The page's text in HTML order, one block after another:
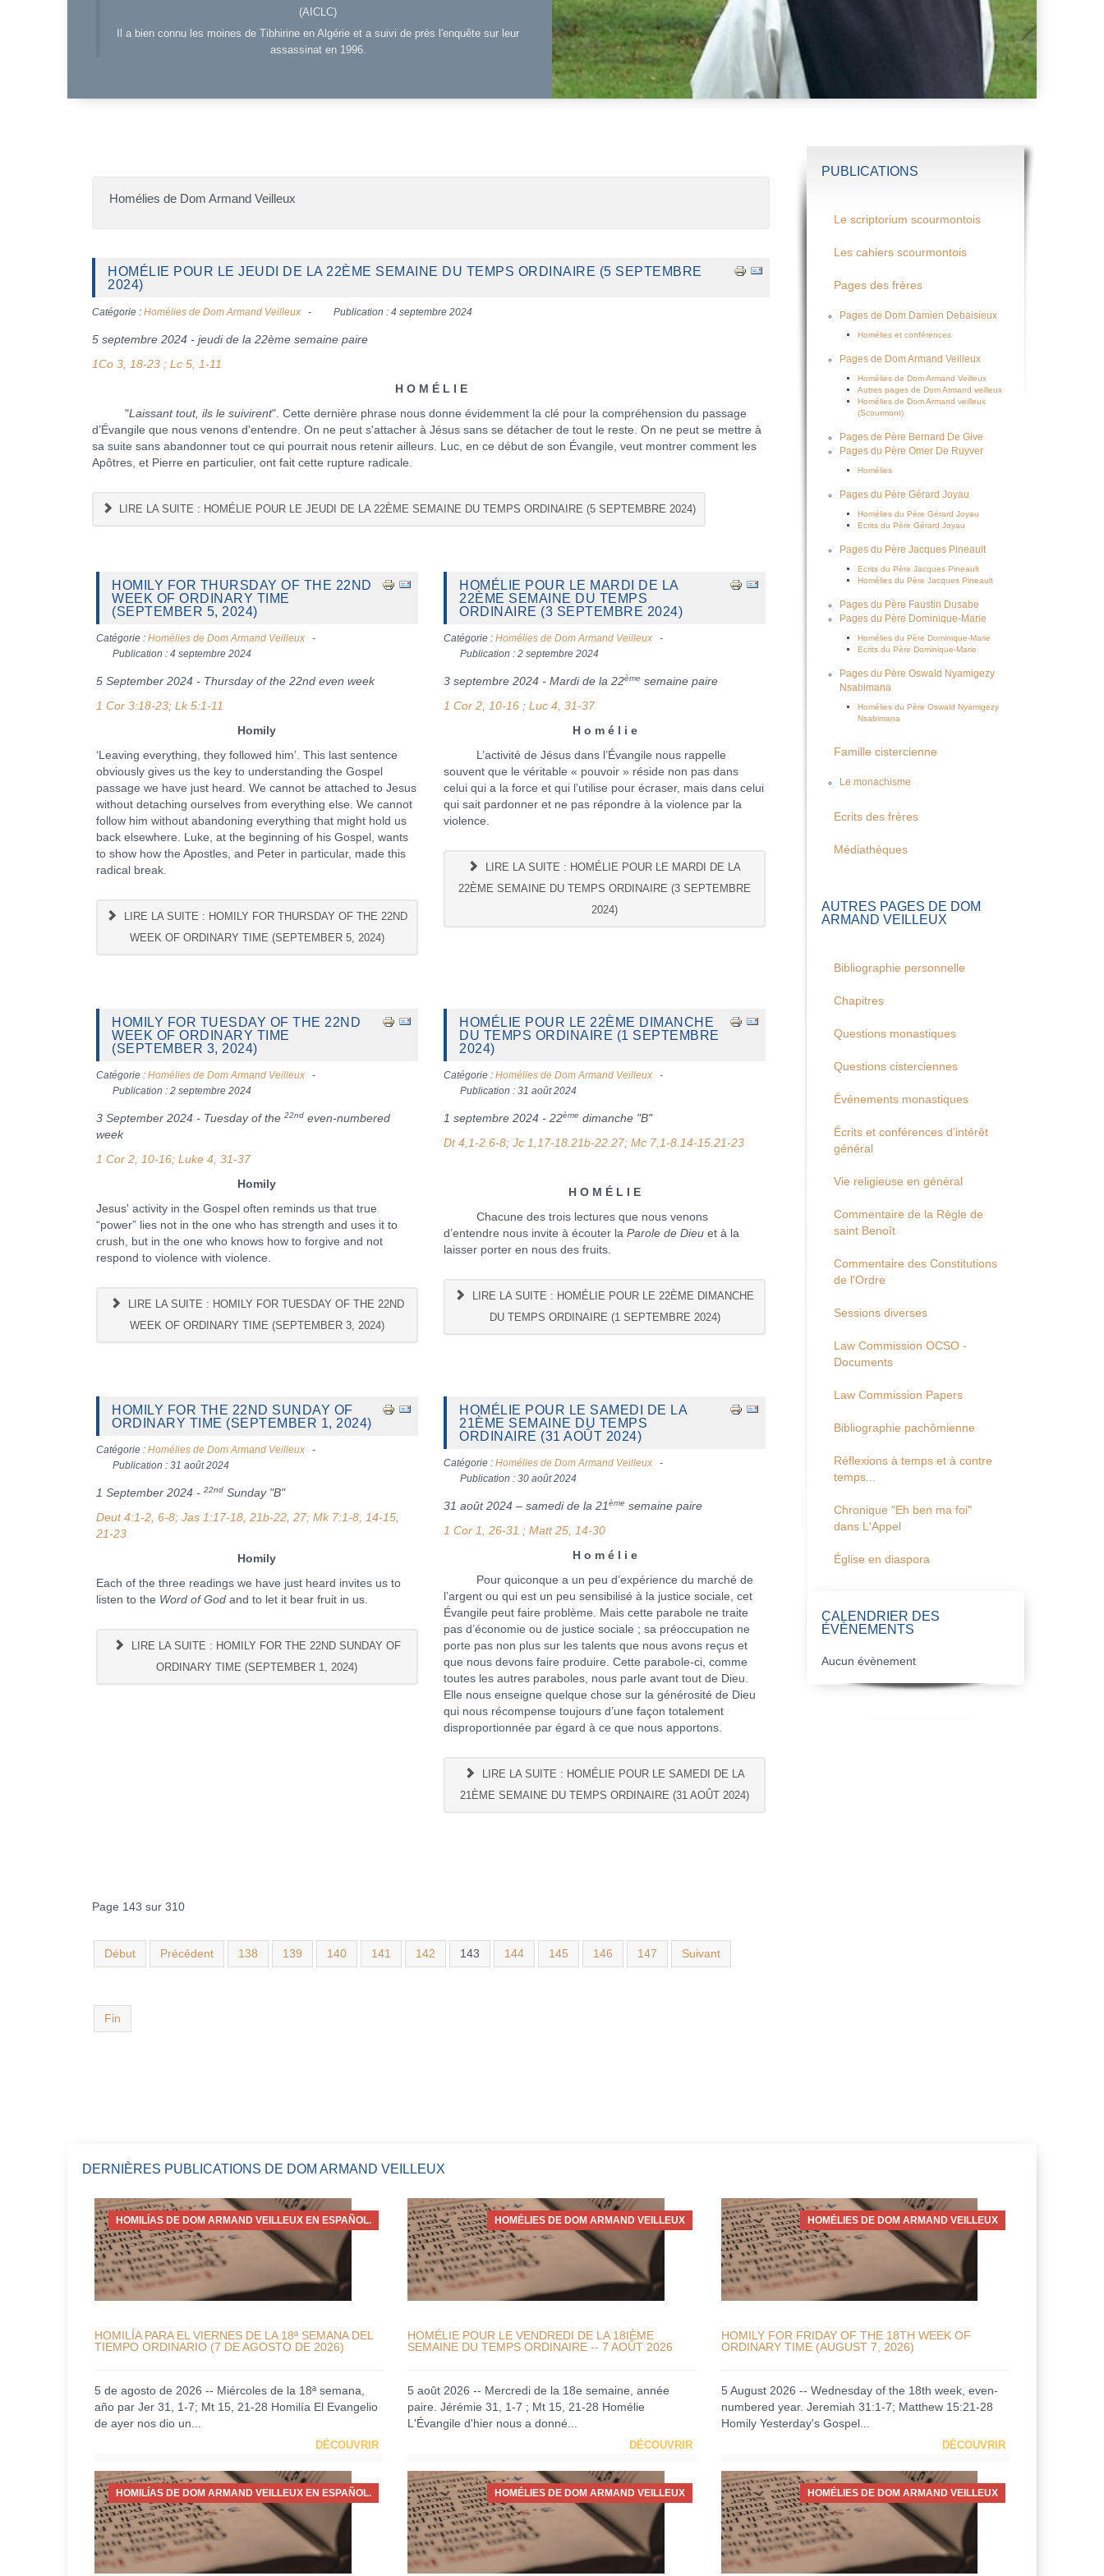
(AICLC)
Il a bien connu les moines de Tibhirine en Algérie et a suivi de près l'enquête sur leur
assassinat en 1996.
Homélies de Dom Armand Veilleux
HOMÉLIE POUR LE JEUDI DE LA 22ÈME SEMAINE DU TEMPS ORDINAIRE (5 SEPTEMBRE
2024)
Catégorie : Homélies de Dom Armand Veilleux Publication : 4 septembre 2024
5 septembre 2024 - jeudi de la 22ème semaine paire
1Co 3, 18-23 ; Lc 5, 1-11
H O M É L I E
"Laissant tout, ils le suivirent". Cette dernière phrase nous donne évidemment la clé pour la compréhension du passage
d’Évangile que nous venons d'entendre. On ne peut s'attacher à Jésus sans se détacher de tout le reste. On ne peut se mettre à
sa suite sans abandonner tout ce qui pourrait nous retenir ailleurs. Luc, en ce début de son Évangile, veut montrer comment les
Apôtres, et Pierre en particulier, ont fait cette rupture radicale.
LIRE LA SUITE : HOMÉLIE POUR LE JEUDI DE LA 22ÈME SEMAINE DU TEMPS ORDINAIRE (5 SEPTEMBRE 2024)
HOMILY FOR THURSDAY OF THE 22ND
WEEK OF ORDINARY TIME
(SEPTEMBER 5, 2024)
Catégorie : Homélies de Dom Armand Veilleux
Publication : 4 septembre 2024
5 September 2024 - Thursday of the 22nd even week
1 Cor 3:18-23; Lk 5:1-11
Homily
‘Leaving everything, they followed him’. This last sentence
obviously gives us the key to understanding the Gospel
passage we have just heard. We cannot be attached to Jesus
without detaching ourselves from everything else. We cannot
follow him without abandoning everything that might hold us
back elsewhere. Luke, at the beginning of his Gospel, wants
to show how the Apostles, and Peter in particular, made this
radical break.
LIRE LA SUITE : HOMILY FOR THURSDAY OF THE 22ND
WEEK OF ORDINARY TIME (SEPTEMBER 5, 2024)
HOMÉLIE POUR LE MARDI DE LA
22ÈME SEMAINE DU TEMPS
ORDINAIRE (3 SEPTEMBRE 2024)
Catégorie :Homélies de Dom Armand Veilleux
Publication : 2 septembre 2024
3 septembre 2024 - Mardi de la 22ème semaine paire
1 Cor 2, 10-16 ; Luc 4, 31-37
H o m é l i e
L’activité de Jésus dans l’Évangile nous rappelle
souvent que le véritable « pouvoir » réside non pas dans
celui qui a la force et qui l’utilise pour écraser, mais dans celui
qui sait pardonner et ne pas répondre à la violence par la
violence.
LIRE LA SUITE : HOMÉLIE POUR LE MARDI DE LA
22ÈME SEMAINE DU TEMPS ORDINAIRE (3 SEPTEMBRE
2024)
HOMILY FOR TUESDAY OF THE 22ND
WEEK OF ORDINARY TIME
(SEPTEMBER 3, 2024)
Catégorie : Homélies de Dom Armand Veilleux
Publication : 2 septembre 2024
3 September 2024 - Tuesday of the 22nd even-numbered
week
1 Cor 2, 10-16; Luke 4, 31-37
Homily
Jesus' activity in the Gospel often reminds us that true
“power” lies not in the one who has strength and uses it to
crush, but in the one who knows how to forgive and not
respond to violence with violence.
LIRE LA SUITE : HOMILY FOR TUESDAY OF THE 22ND
WEEK OF ORDINARY TIME (SEPTEMBER 3, 2024)
HOMÉLIE POUR LE 22ÈME DIMANCHE
DU TEMPS ORDINAIRE (1 SEPTEMBRE
2024)
Catégorie :Homélies de Dom Armand Veilleux
Publication : 31 août 2024
1 septembre 2024 - 22ème dimanche "B"
Dt 4,1-2.6-8; Jc 1,17-18.21b-22.27; Mc 7,1-8.14-15.21-23
H O M É L I E
Chacune des trois lectures que nous venons
d’entendre nous invite à écouter laParole de Dieu et à la
laisser porter en nous des fruits.
LIRE LA SUITE : HOMÉLIE POUR LE 22ÈME DIMANCHE
DU TEMPS ORDINAIRE (1 SEPTEMBRE 2024)
HOMILY FOR THE 22ND SUNDAY OF
ORDINARY TIME (SEPTEMBER 1, 2024)
Catégorie : Homélies de Dom Armand Veilleux
Publication : 31 août 2024
1 September 2024 - 22nd Sunday "B"
Deut 4:1-2, 6-8; Jas 1:17-18, 21b-22, 27; Mk 7:1-8, 14-15,
21-23
Homily
Each of the three readings we have just heard invites us to
listen to the Word of God and to let it bear fruit in us.
LIRE LA SUITE : HOMILY FOR THE 22ND SUNDAY OF
ORDINARY TIME (SEPTEMBER 1, 2024)
HOMÉLIE POUR LE SAMEDI DE LA
21ÈME SEMAINE DU TEMPS
ORDINAIRE (31 AOÛT 2024)
Catégorie :Homélies de Dom Armand Veilleux
Publication : 30 août 2024
31 août 2024 – samedi de la 21ème semaine paire
1 Cor 1, 26-31 ; Matt 25, 14-30
H o m é l i e
Pour quiconque a un peu d’expérience du marché de
l’argent ou qui est un peu sensibilisé à la justice sociale, cet
Évangile peut faire problème. Mais cette parabole ne traite
pas d’économie ou de justice sociale ; sa préoccupation ne
porte pas non plus sur les talents que nous avons reçus et
que nous devons faire produire. Cette parabole-ci, comme
toutes les autres paraboles, nous parle avant tout de Dieu.
Elle nous enseigne quelque chose sur la générosité de Dieu
qui nous récompense toujours d’une façon totalement
disproportionnée par égard à ce que nous apportons.
LIRE LA SUITE : HOMÉLIE POUR LE SAMEDI DE LA
21ÈME SEMAINE DU TEMPS ORDINAIRE (31 AOÛT 2024)
Page 143 sur 310
Début Précédent 138 139 140 141 142 143 144 145 146 147 Suivant
Fin
PUBLICATIONS
Le scriptorium scourmontois
Les cahiers scourmontois
Pages des frères
Pages de Dom Damien Debaisieux
Homélies et conférences
Pages de Dom Armand Veilleux
Homélies de Dom Armand Veilleux
Autres pages de Dom Armand veilleux
Homélies de Dom Armand veilleux
(Scourmont)
Pages de Père Bernard De Give
Pages du Père Omer De Ruyver
Homélies
Pages du Père Gérard Joyau
Homélies du Père Gérard Joyau
Ecrits du Père Gérard Joyau
Pages du Père Jacques Pineault
Ecrits du Père Jacques Pineault
Homélies du Père Jacques Pineault
Pages du Père Faustin Dusabe
Pages du Père Dominique-Marie
Homélies du Père Dominique-Marie
Ecrits du Père Dominique-Marie
Pages du Père Oswald Nyamigezy
Nsabimana
Homélies du Père Oswald Nyamigezy
Nsabimana
Famille cistercienne
Le monachisme
Ecrits des frères
Médiathèques
AUTRES PAGES DE DOM
ARMAND VEILLEUX
Bibliographie personnelle
Chapitres
Questions monastiques
Questions cisterciennes
Événements monastiques
Écrits et conférences d'intérêt
général
Vie religieuse en général
Commentaire de la Règle de
saint Benoît
Commentaire des Constitutions
de l'Ordre
Sessions diverses
Law Commission OCSO -
Documents
Law Commission Papers
Bibliographie pachômienne
Réflexions à temps et à contre
temps...
Chronique "Eh ben ma foi"
dans L'Appel
Église en diaspora
CALENDRIER DES
ÉVÈNEMENTS
Aucun évènement
DERNIÈRES PUBLICATIONS DE DOM ARMAND VEILLEUX
HOMILÍAS DE DOM ARMAND VEILLEUX EN ESPAÑOL.
HOMILÍA PARA EL VIERNES DE LA 18ª SEMANA DEL
TIEMPO ORDINARIO (7 DE AGOSTO DE 2026)
5 de agosto de 2026 -- Miércoles de la 18ª semana,
año par Jer 31, 1-7; Mt 15, 21-28 Homilía El Evangelio
de ayer nos dio un...
DÉCOUVRIR
HOMÉLIES DE DOM ARMAND VEILLEUX
HOMÉLIE POUR LE VENDREDI DE LA 18IÈME
SEMAINE DU TEMPS ORDINAIRE -- 7 AOÛT 2026
5 août 2026 -- Mercredi de la 18e semaine, année
paire. Jérémie 31, 1-7 ; Mt 15, 21-28 Homélie
L'Évangile d'hier nous a donné...
DÉCOUVRIR
HOMÉLIES DE DOM ARMAND VEILLEUX
HOMILY FOR FRIDAY OF THE 18TH WEEK OF
ORDINARY TIME (AUGUST 7, 2026)
5 August 2026 -- Wednesday of the 18th week, even-
numbered year. Jeremiah 31:1-7; Matthew 15:21-28
Homily Yesterday's Gospel...
DÉCOUVRIR
HOMILÍAS DE DOM ARMAND VEILLEUX EN ESPAÑOL. HOMÉLIES DE DOM ARMAND VEILLEUX HOMÉLIES DE DOM ARMAND VEILLEUX